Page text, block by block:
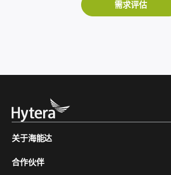
需求评估
关于海能达
合作伙伴